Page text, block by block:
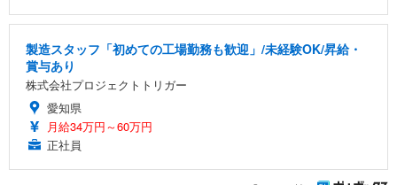
製造スタッフ「初めての工場勤務も歓迎」/未経験OK/昇給・
賞与あり
株式会社プロジェクトトリガー
愛知県
月給34万円～60万円
正社員